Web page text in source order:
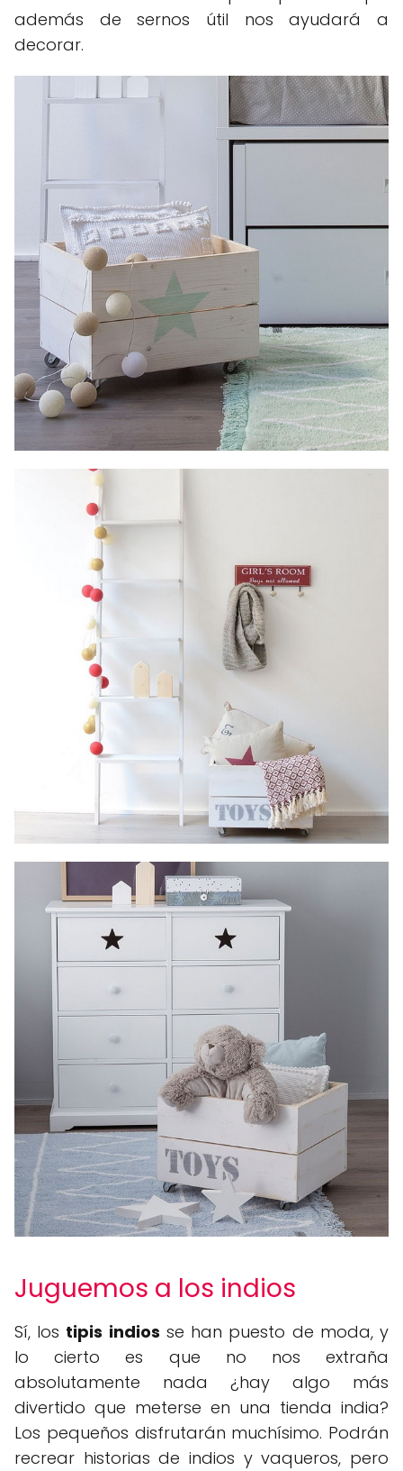
además de sernos útil nos ayudará a
decorar.
Juguemos a los indios
Sí, los tipis indios se han puesto de moda, y
lo cierto es que no nos extraña
absolutamente nada ¿hay algo más
divertido que meterse en una tienda india?
Los pequeños disfrutarán muchísimo. Podrán
recrear historias de indios y vaqueros, pero